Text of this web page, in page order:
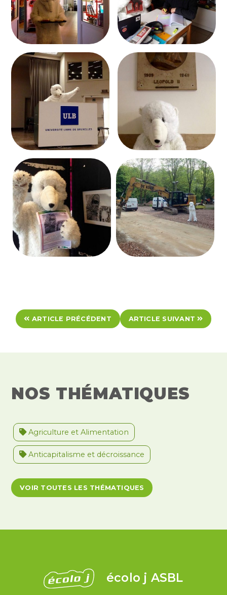
ARTICLE PRÉCÉDENT ARTICLE SUIVANT
NOS THÉMATIQUES
Agriculture et Alimentation
Anticapitalisme et décroissance
Antiracisme et décolonisation
Antivalidisme Climat et environnement
Justice et violences policières
Migrations et asile
VOIR TOUTES LES THÉMATIQUES
écolo j ASBL